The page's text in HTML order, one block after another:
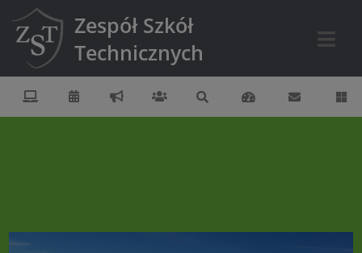
Zespół Szkół
Technicznych